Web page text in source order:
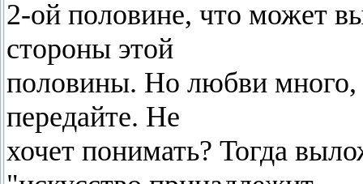
2-ой половине, что может
стороны этой
половины. Но любви много,
передайте. Не
хочет понимать? Тогда